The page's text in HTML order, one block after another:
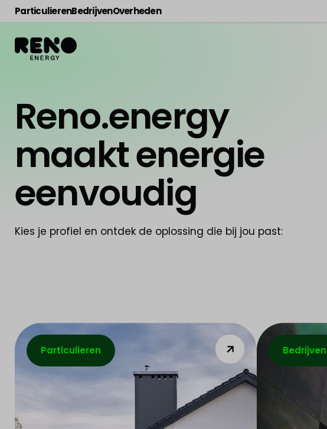
ParticulierenBedrijvenOverheden
Reno.energy
maakt energie
eenvoudig
Kies je profiel en ontdek de oplossing die bij jou past:
Particulieren Bedrijven